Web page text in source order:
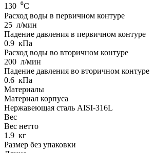
130 ⁰С
Расход воды в первичном контуре
25 л/мин
Падение давления в первичном контуре
0.9 кПа
Расход воды во вторичном контуре
200 л/мин
Падение давления во вторичном контуре
0.6 кПа
Материалы
Материал корпуса
Нержавеющая сталь AISI-316L
Вес
Вес нетто
1.9 кг
Размер без упаковки